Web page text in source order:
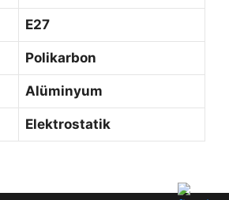
E27
Polikarbon
Alüminyum
Elektrostatik